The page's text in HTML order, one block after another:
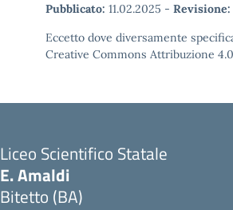
Pubblicato: 11.02.2025 - Revisione:
Eccetto dove diversamente
Creative Commons Attribuzione
Liceo Scientifico Statale
E. Amaldi
Bitetto (BA)